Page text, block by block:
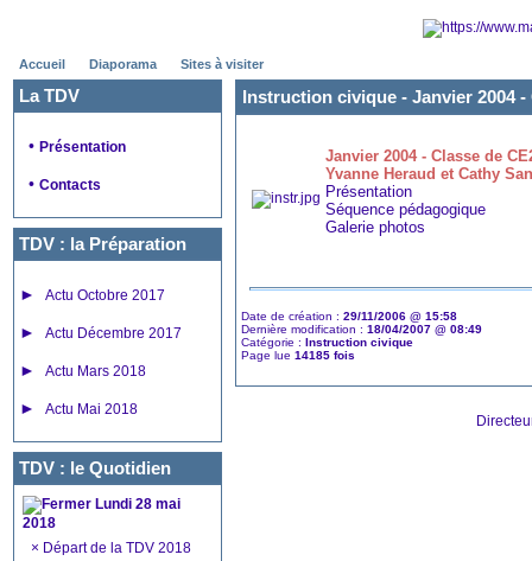
Accueil Diaporama Sites à visiter
La TDV
• Présentation
• Contacts
TDV : la Préparation
► Actu Octobre 2017
► Actu Décembre 2017
► Actu Mars 2018
► Actu Mai 2018
TDV : le Quotidien
Lundi 28 mai
2018
× Départ de la TDV 2018
Instruction civique - Janvier 2004
Janvier 2004 - Classe de
Yvanne Heraud et Cathy
Présentation
Séquence pédagogique
Galerie photos
Date de création : 29/11/2006 @ 15:58
Dernière modification : 18/04/2007 @ 08:49
Catégorie : Instruction civique
Page lue 14185 fois